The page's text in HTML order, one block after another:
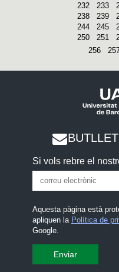
232
233
238
239
244
245
250
251
256
Si vols rebre el
Aquesta pàgina està
apliquen la Política de
Google.